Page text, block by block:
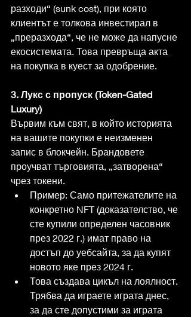
разходи“ (sunk cost), при която
клиентът е толкова инвестирал в
„преразхода“, че не може да напусне
екосистемата. Това превръща акта
на покупка в куест за одобрение.
3. Лукс с пропуск (Token-Gated
Luxury)
Вървим към свят, в който историята
на вашите покупки е неизменен
запис в блокчейн. Брандовете
проучват търговията, „затворена“
чрез токени.
Пример: Само притежателите на
конкретно NFT (доказателство, че
сте купили определен часовник
през 2022 г.) имат право на
достъп до уебсайта, за да купят
новото яке през 2024 г.
Това създава цикъл на лоялност.
Трябва да играете играта днес,
за да сте допустими за играта